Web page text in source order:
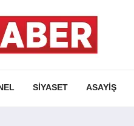
SIYASET ASAYIŞ